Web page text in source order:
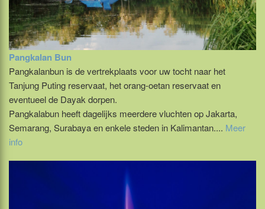
Pangkalan Bun
Pangkalanbun is de vertrekplaats voor uw tocht naar het
Tanjung Puting reservaat, het orang-oetan reservaat en
eventueel de Dayak dorpen.
Pangkalabun heeft dagelijks meerdere vluchten op Jakarta,
Semarang, Surabaya en enkele steden in Kalimantan.... Meer
info